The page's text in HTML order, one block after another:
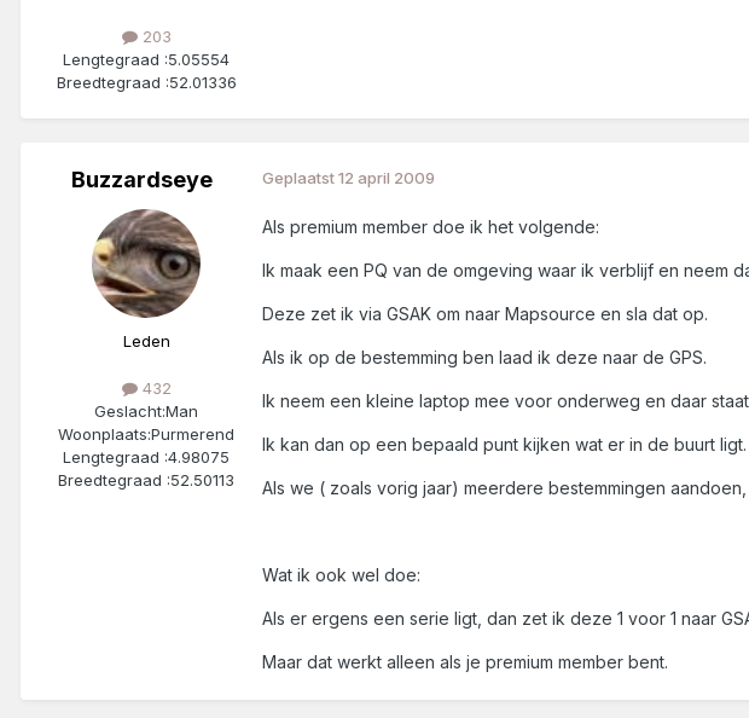
203
Lengtegraad :5.05554
Breedtegraad :52.01336
Buzzardseye
Leden
432
Geslacht:Man
Woonplaats:Purmerend
Lengtegraad :4.98075
Breedtegraad :52.50113
Geplaatst12 april 2009
Als premium member doe ik het volgende:
Ik maak een PQ van de omgeving waar ik verblijf en neem
Deze zet ik via GSAK om naar Mapsource en sla dat op.
Als ik op de bestemming ben laad ik deze naar de GPS.
Ik neem een kleine laptop mee voor onderweg en daar
Ik kan dan op een bepaald punt kijken wat er in de buurt ligt.
Als we ( zoals vorig jaar) meerdere bestemmingen
Wat ik ook wel doe:
Als er ergens een serie ligt, dan zet ik deze 1 voor 1 naar
Maar dat werkt alleen als je premium member bent.